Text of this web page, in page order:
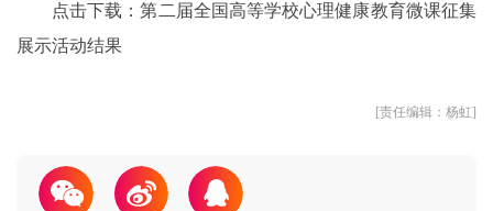
点击下载：第二届全国高等学校心理健康教育微课征集
展示活动结果
[责任编辑：杨虹]